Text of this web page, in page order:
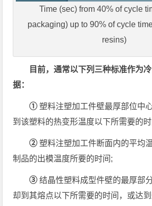
Time (sec) from 40% of cycle
packaging) up to 90% of cycle
resins)
目前，通常以下列三种标准作为
据：
①塑料注塑加工件壁最厚部位中
到该塑料的热变形温度以下所需要的
②塑料注塑加工件断面内的平均
制品的出模温度所要的时间;
③结晶性塑料成型件壁的最厚部
却到其熔点以下所需要的时间，或达